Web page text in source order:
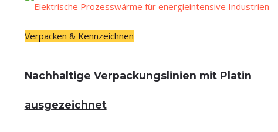
Verpacken & Kennzeichnen
Nach­hal­ti­ge Ver­pa­ckungs­li­ni­en mit Pla­tin
ausgezeichnet